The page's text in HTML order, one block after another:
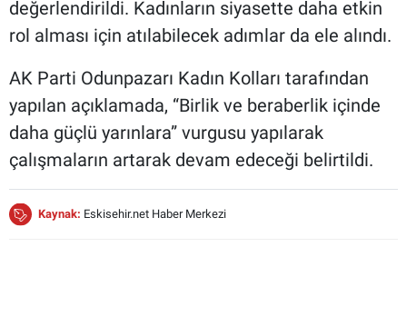
değerlendirildi. Kadınların siyasette daha etkin
rol alması için atılabilecek adımlar da ele alındı.
AK Parti Odunpazarı Kadın Kolları tarafından
yapılan açıklamada, “Birlik ve beraberlik içinde
daha güçlü yarınlara” vurgusu yapılarak
çalışmaların artarak devam edeceği belirtildi.
Kaynak: Eskisehir.net Haber Merkezi